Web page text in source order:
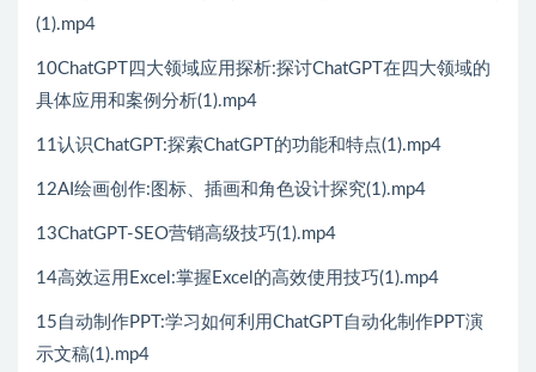
(1).mp4
10ChatGPT四大领域应用探析:探讨ChatGPT在四大领域的
具体应用和案例分析(1).mp4
11认识ChatGPT:探索ChatGPT的功能和特点(1).mp4
12AI绘画创作:图标、插画和角色设计探究(1).mp4
13ChatGPT-SEO营销高级技巧(1).mp4
14高效运用Excel:掌握Excel的高效使用技巧(1).mp4
15自动制作PPT:学习如何利用ChatGPT自动化制作PPT演
示文稿(1).mp4